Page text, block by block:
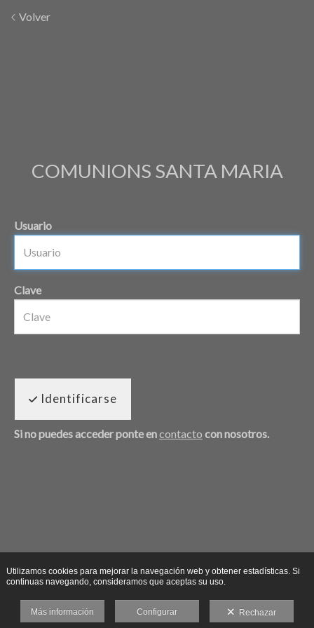
Volver
COMUNIONS SANTA MARIA
Usuario
Clave
Identificarse
Si no puedes acceder ponte encontacto con nosotros.
Utilizamos cookies para mejorar la navegación web y obtener estadísticas. Si
continuas navegando, consideramos que aceptas su uso.
Más información Configurar Rechazar